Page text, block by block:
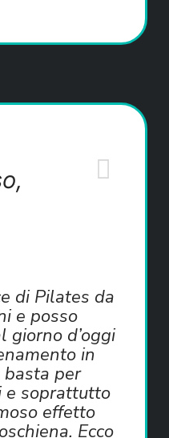
di Pilates da
e posso
giorno d’oggi
in
per
e soprattutto
effetto
Ecco